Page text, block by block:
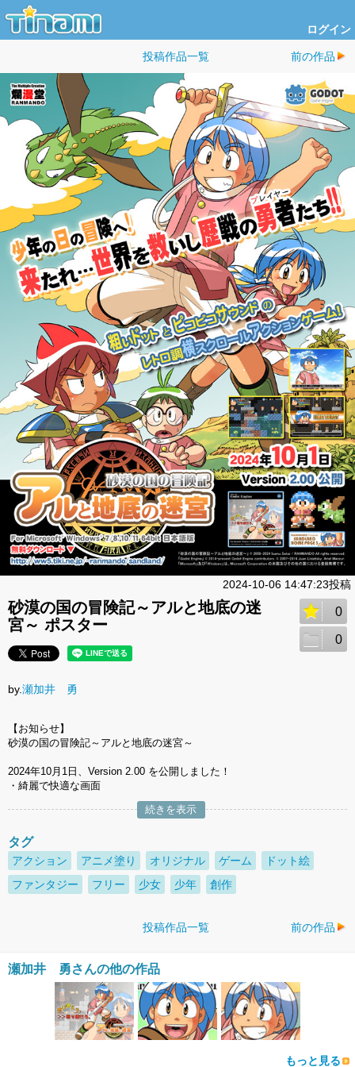
ログイン
投稿作品一覧 前の作品
2024-10-06 14:47:23投稿
砂漠の国の冒険記～アルと地底の迷
宮～ ポスター
0
0
by.瀬加井 勇
【お知らせ】
砂漠の国の冒険記～アルと地底の迷宮～
2024年10月1日、Version 2.00 を公開しました！
・綺麗で快適な画面
続きを表示
タグ
アクション アニメ塗り オリジナル ゲーム
ドット絵
ファンタジー
フリー 少女 少年 創作
投稿作品一覧 前の作品
瀬加井 勇さんの他の作品
もっと見る